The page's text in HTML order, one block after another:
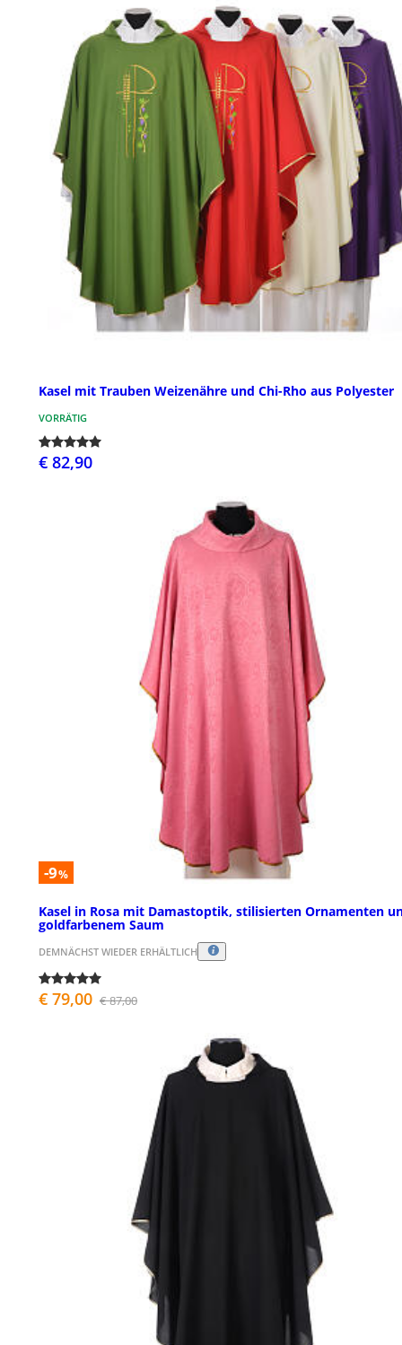
Kasel mit Trauben Weizenähre und Chi-Rho aus Polyester
VORRÄTIG
€ 82,90
-9%
Kasel in Rosa mit Damastoptik, stilisierten Ornamenten
goldfarbenem Saum
DEMNÄCHST WIEDER ERHÄLTLICH
€ 79,00 € 87,00